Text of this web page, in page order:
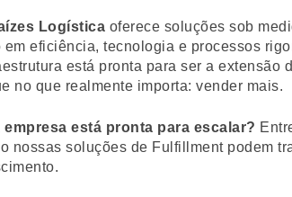
Logística oferece soluções sob
em eficiência, tecnologia e processos
está pronta para ser a extensão
no que realmente importa: vender mais.
empresa está pronta para escalar?
nossas soluções de Fulfillment podem